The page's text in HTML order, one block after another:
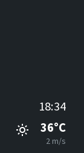
18:34
36°C
2 m/s